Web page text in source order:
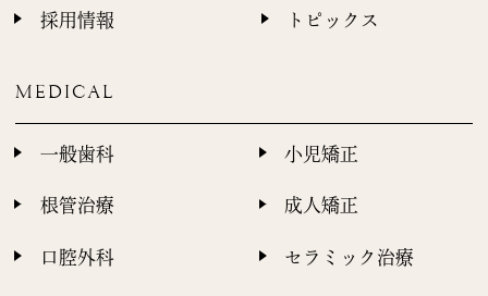
採用情報 トピックス
MEDICAL
一般歯科
根管治療
口腔外科
小児矯正
成人矯正
セラミック治療